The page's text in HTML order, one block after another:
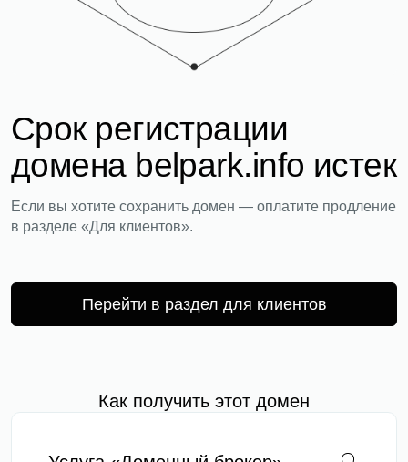
Срок регистрации
домена belpark.info истек
Если вы хотите сохранить домен — оплатите продление
в разделе «Для клиентов».
Перейти в раздел для клиентов
Как получить этот домен